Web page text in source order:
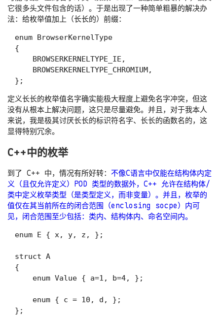
它很多头文件包含的话）。于是出现了一种简单粗暴的解决办
法：给枚举值加上（长长的）前缀：
enum BrowserKernelType
{
    BROWSERKERNELTYPE_IE,
    BROWSERKERNELTYPE_CHROMIUM,
定义长长的枚举值名字确实能极大程度上避免名字冲突，但这
没有从根本上解决问题，这只是尽量避免。并且，对于我本人
来说，我是极其讨厌长长的标识符名字、长长的函数名的，这
显得特别冗余。
C++中的枚举
到了 C++ 中，情况有所好转： 不像C语言中仅能在结构体内定
义（且仅允许定义）POD 类型的数据外，C++ 允许在结构体/
类中定义枚举类型（是类型定义，而非变量）。并且，枚举的
值仅在其当前所在的闭合范围（enclosing socpe）内可
见，闭合范围至少包括：类内、结构体内、命名空间内。
enum E { x, y, z, };
struct A
{
    enum Value { a=1, b=4, };
    enum { c = 10, d, };
};